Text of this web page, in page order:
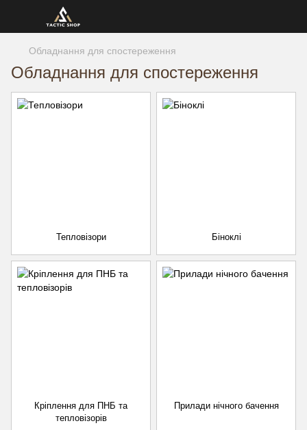
Обладнання для спостереження
Обладнання для спостереження
Тепловізори Біноклі
Кріплення для ПНБ та
тепловізорів
Прилади нічного бачення